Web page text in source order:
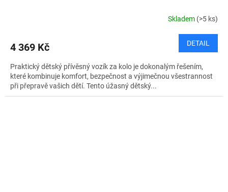
Skladem (>5 ks)
4 369 Kč DETAIL
Praktický dětský přívěsný vozík za kolo je dokonalým řešením,
které kombinuje komfort, bezpečnost a výjimečnou všestrannost
při přepravě vašich dětí. Tento úžasný dětský...